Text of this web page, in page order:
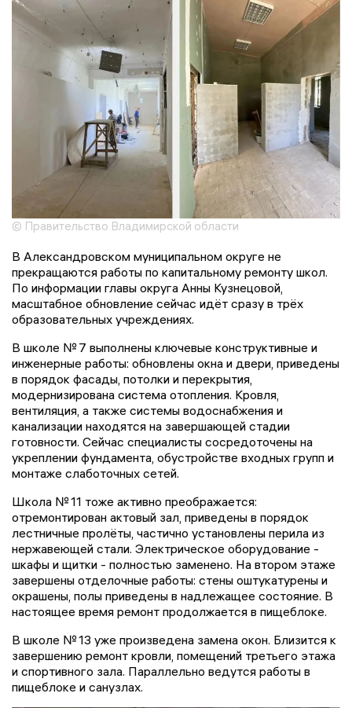
© Правительство Владимирской области
В Александровском муниципальном округе не
прекращаются работы по капитальному ремонту школ.
По информации главы округа Анны Кузнецовой,
масштабное обновление сейчас идёт сразу в трёх
образовательных учреждениях.
В школе № 7 выполнены ключевые конструктивные и
инженерные работы: обновлены окна и двери, приведены
в порядок фасады, потолки и перекрытия,
модернизирована система отопления. Кровля,
вентиляция, а также системы водоснабжения и
канализации находятся на завершающей стадии
готовности. Сейчас специалисты сосредоточены на
укреплении фундамента, обустройстве входных групп и
монтаже слаботочных сетей.
Школа № 11 тоже активно преображается:
отремонтирован актовый зал, приведены в порядок
лестничные пролёты, частично установлены перила из
нержавеющей стали. Электрическое оборудование -
шкафы и щитки - полностью заменено. На втором этаже
завершены отделочные работы: стены оштукатурены и
окрашены, полы приведены в надлежащее состояние. В
настоящее время ремонт продолжается в пищеблоке.
В школе № 13 уже произведена замена окон. Близится к
завершению ремонт кровли, помещений третьего этажа
и спортивного зала. Параллельно ведутся работы в
пищеблоке и санузлах.